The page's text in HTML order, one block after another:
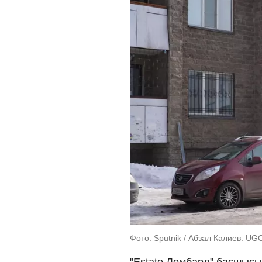
Фото: Sputnik / Абзал Калиев: